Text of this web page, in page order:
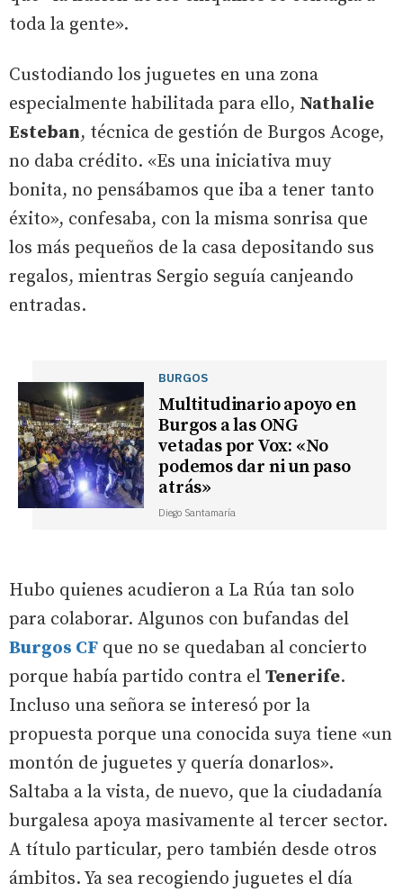
toda la gente».
Custodiando los juguetes en una zona
especialmente habilitada para ello, Nathalie
Esteban, técnica de gestión de Burgos Acoge,
no daba crédito. «Es una iniciativa muy
bonita, no pensábamos que iba a tener tanto
éxito», confesaba, con la misma sonrisa que
los más pequeños de la casa depositando sus
regalos, mientras Sergio seguía canjeando
entradas.
BURGOS
Multitudinario apoyo en
Burgos a las ONG
vetadas por Vox: «No
podemos dar ni un paso
atrás»
Diego Santamaría
Hubo quienes acudieron a La Rúa tan solo
para colaborar. Algunos con bufandas del
Burgos CF que no se quedaban al concierto
porque había partido contra el Tenerife.
Incluso una señora se interesó por la
propuesta porque una conocida suya tiene «un
montón de juguetes y quería donarlos».
Saltaba a la vista, de nuevo, que la ciudadanía
burgalesa apoya masivamente al tercer sector.
A título particular, pero también desde otros
ámbitos. Ya sea recogiendo juguetes el día